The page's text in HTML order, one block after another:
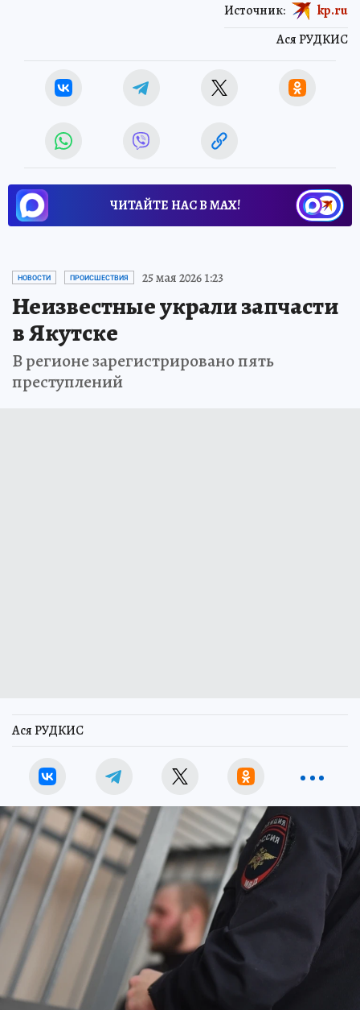
Ася РУДКИС
Источник: kp.ru
ЧИТАЙТЕ НАС В МАХ!
НОВОСТИ ПРОИСШЕСТВИЯ 25 мая 2026 1:23
Неизвестные украли запчасти
в Якутске
В регионе зарегистрировано пять
преступлений
Ася РУДКИС